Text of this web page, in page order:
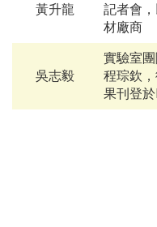
黃升龍
記者會
材廠商
吳志毅
實驗室
程琮欽
果刊登